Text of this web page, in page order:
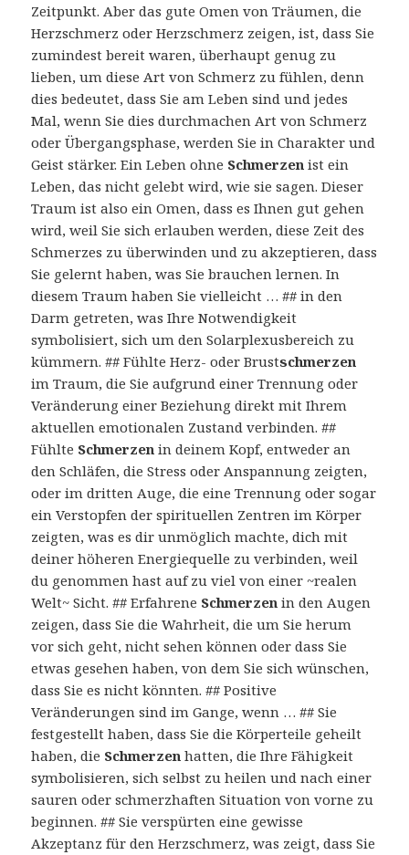
Zeitpunkt. Aber das gute Omen von Träumen, die
Herzschmerz oder Herzschmerz zeigen, ist, dass Sie
zumindest bereit waren, überhaupt genug zu
lieben, um diese Art von Schmerz zu fühlen, denn
dies bedeutet, dass Sie am Leben sind und jedes
Mal, wenn Sie dies durchmachen Art von Schmerz
oder Übergangsphase, werden Sie in Charakter und
Geist stärker. Ein Leben ohne Schmerzen ist ein
Leben, das nicht gelebt wird, wie sie sagen. Dieser
Traum ist also ein Omen, dass es Ihnen gut gehen
wird, weil Sie sich erlauben werden, diese Zeit des
Schmerzes zu überwinden und zu akzeptieren, dass
Sie gelernt haben, was Sie brauchen lernen. In
diesem Traum haben Sie vielleicht … ## in den
Darm getreten, was Ihre Notwendigkeit
symbolisiert, sich um den Solarplexusbereich zu
kümmern. ## Fühlte Herz- oder Brustschmerzen
im Traum, die Sie aufgrund einer Trennung oder
Veränderung einer Beziehung direkt mit Ihrem
aktuellen emotionalen Zustand verbinden. ##
Fühlte Schmerzen in deinem Kopf, entweder an
den Schläfen, die Stress oder Anspannung zeigten,
oder im dritten Auge, die eine Trennung oder sogar
ein Verstopfen der spirituellen Zentren im Körper
zeigten, was es dir unmöglich machte, dich mit
deiner höheren Energiequelle zu verbinden, weil
du genommen hast auf zu viel von einer ~realen
Welt~ Sicht. ## Erfahrene Schmerzen in den Augen
zeigen, dass Sie die Wahrheit, die um Sie herum
vor sich geht, nicht sehen können oder dass Sie
etwas gesehen haben, von dem Sie sich wünschen,
dass Sie es nicht könnten. ## Positive
Veränderungen sind im Gange, wenn … ## Sie
festgestellt haben, dass Sie die Körperteile geheilt
haben, die Schmerzen hatten, die Ihre Fähigkeit
symbolisieren, sich selbst zu heilen und nach einer
sauren oder schmerzhaften Situation von vorne zu
beginnen. ## Sie verspürten eine gewisse
Akzeptanz für den Herzschmerz, was zeigt, dass Sie